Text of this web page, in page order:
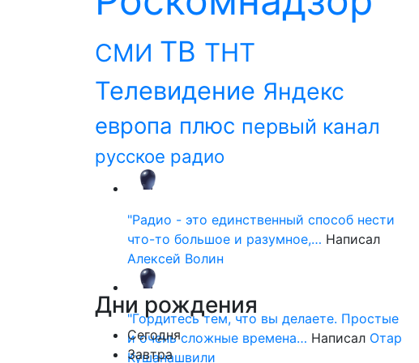
СМИ ТВ ТНТ
Телевидение Яндекс
европа плюс первый канал
русское радио
"Радио - это единственный способ нести
что-то большое и разумное,… Написал
Алексей Волин
"Гордитесь тем, что вы делаете. Простые
и очень сложные времена… Написал Отар
Кушанашвили
Дни рождения
Сегодня
Завтра